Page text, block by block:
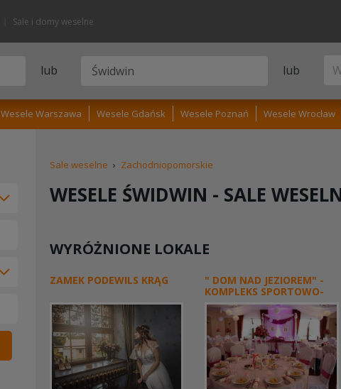
Sale i domy weselne
lub lub
Wesele Warszawa Wesele Gdańsk Wesele Poznań Wesele Wrocław
Sale weselne › Zachodniopomorskie
WESELE ŚWIDWIN - SALE
WYRÓŻNIONE LOKALE
ZAMEK PODEWILS KRĄG
" DOM NAD JEZIOREM" -
KOMPLEKS SPORTOWO-
REKREACYJNY